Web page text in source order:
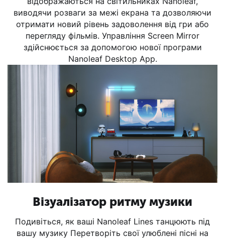
виводячи розваги за межі екрана та дозволяючи
отримати новий рівень задоволення від гри або
перегляду фільмів. Управління Screen Mirror
здійснюється за допомогою нової програми
Nanoleaf Desktop App.
Візуалізатор ритму музики
Подивіться, як ваші Nanoleaf Lines танцюють під
вашу музику Перетворіть свої улюблені пісні на